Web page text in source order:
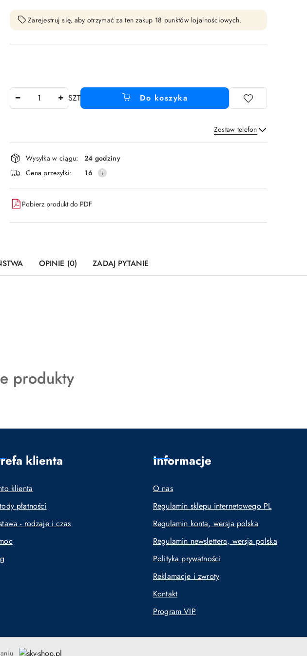
Zarejestruj się, aby otrzymać za ten zakup 18 punktów lojalnościowych.
SZT Do koszyka
Zostaw telefon
Wyślij
Dostępność
i
dostawa
Wysyłka w ciągu:
24 godziny
Cena przesyłki:
16
Pobierz produkt do PDF
OPINIE (0) ZADAJ PYTANIE
produkty
klienta
klienta
płatności
- rodzaje i czas
Informacje
O nas
Regulamin sklepu internetowego PL
Regulamin konta, wersja polska
Regulamin newslettera, wersja polska
Polityka prywatności
Reklamacje i zwroty
Kontakt
Program VIP